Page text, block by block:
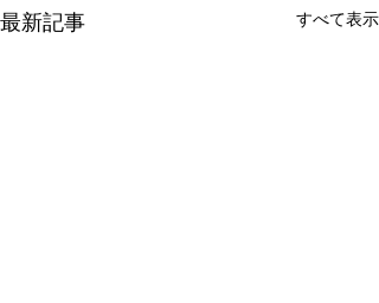
最新記事 すべて表示